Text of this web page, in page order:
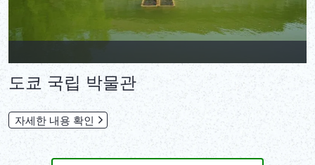
도쿄 국립 박물관
자세한 내용 확인